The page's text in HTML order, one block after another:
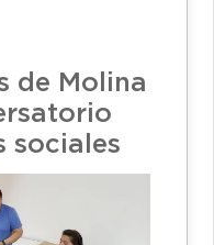
de Molina
sociales